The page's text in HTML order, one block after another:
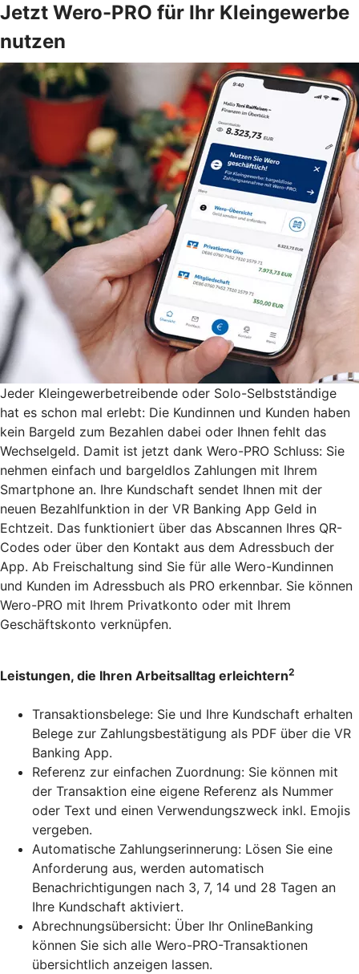
Jetzt Wero-PRO für Ihr Kleingewerbe
nutzen
Jeder Kleingewerbetreibende oder Solo-Selbstständige
hat es schon mal erlebt: Die Kundinnen und Kunden haben
kein Bargeld zum Bezahlen dabei oder Ihnen fehlt das
Wechselgeld. Damit ist jetzt dank Wero-PRO Schluss: Sie
nehmen einfach und bargeldlos Zahlungen mit Ihrem
Smartphone an. Ihre Kundschaft sendet Ihnen mit der
neuen Bezahlfunktion in der VR Banking App Geld in
Echtzeit. Das funktioniert über das Abscannen Ihres QR-
Codes oder über den Kontakt aus dem Adressbuch der
App. Ab Freischaltung sind Sie für alle Wero-Kundinnen
und Kunden im Adressbuch als PRO erkennbar. Sie können
Wero-PRO mit Ihrem Privatkonto oder mit Ihrem
Geschäftskonto verknüpfen.
Leistungen, die Ihren Arbeitsalltag erleichtern2
Transaktionsbelege: Sie und Ihre Kundschaft erhalten
Belege zur Zahlungsbestätigung als PDF über die VR
Banking App.
Referenz zur einfachen Zuordnung: Sie können mit
der Transaktion eine eigene Referenz als Nummer
oder Text und einen Verwendungszweck inkl. Emojis
vergeben.
Automatische Zahlungserinnerung: Lösen Sie eine
Anforderung aus, werden automatisch
Benachrichtigungen nach 3, 7, 14 und 28 Tagen an
Ihre Kundschaft aktiviert.
Abrechnungsübersicht: Über Ihr OnlineBanking
können Sie sich alle Wero-PRO-Transaktionen
übersichtlich anzeigen lassen.